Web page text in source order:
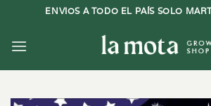
contenido
ENVIOS A TODO EL PAÍS SOLO